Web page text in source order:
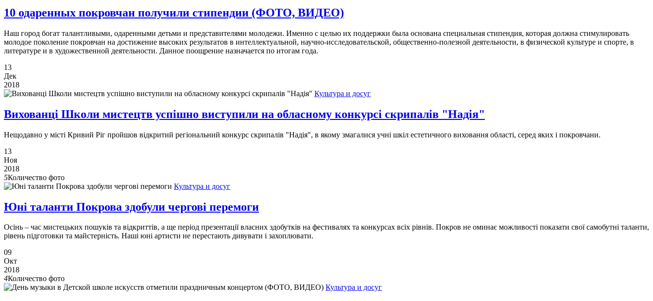
10 одаренных покровчан получили стипендии (ФОТО, ВИДЕО)
Наш город богат талантливыми, одаренными детьми и представителями молодежи. Именно с целью их поддержки была основана специальная стипендия, которая должна стимулировать
молодое поколение покровчан на достижение высоких результатов в интеллектуальной, научно-исследовательской, общественно-полезной деятельности, в физической культуре и спорте, в
литературе и в художественной деятельности. Данное поощрение назначается по итогам года.
13
Дек
2018
Культура и досуг
Вихованці Школи мистецтв успішно виступили на обласному конкурсі скрипалів "Надія"
Нещодавно у місті Кривий Ріг пройшов відкритий регіональний конкурс скрипалів "Надія", в якому змагалися учні шкіл естетичного виховання області, серед яких і покровчани.
13
Ноя
2018
5Количество фото
Культура и досуг
Юні таланти Покрова здобули чергові перемоги
Осінь – час мистецьких пошуків та відкриттів, а ще період презентації власних здобутків на фестивалях та конкурсах всіх рівнів. Покров не оминає можливості показати свої самобутні таланти,
рівень підготовки та майстерність. Наші юні артисти не перестають дивувати і захоплювати.
09
Окт
2018
4Количество фото
Культура и досуг